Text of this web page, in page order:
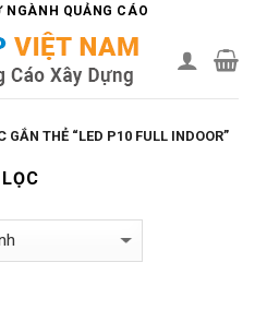
NGÀNH QUẢNG CÁO
THẺ “LED P10 FULL INDOOR”
LỌC